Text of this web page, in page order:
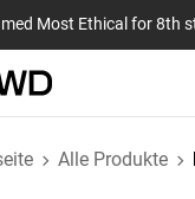
Most Ethical for 8th
Alle Produkte